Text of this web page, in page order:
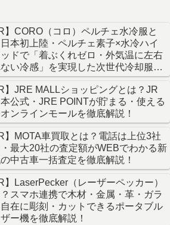
】CORO（コロ）ペルチェ水冷服と
本初上陸・ペルチェ素子×水冷ハイ
ドで「着ぶくれゼロ・外気温に左右
い冷感」を実現した次世代冷却服を
説！
】JRE MALLショッピングとは？JR
公式・JRE POINTが貯まる・使える
ンラインモールを徹底解説！
】MOTA車買取とは？電話は上位3社
最大20社の査定額がWEBでわかる新
中古車一括査定を徹底解説！
】LaserPecker（レーザーペッカー）
スマホ連携で木材・金属・革・ガラ
在に彫刻・カットできるポータブル
ー機を徹底解説！